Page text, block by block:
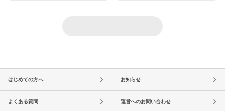
はじめての方へ お知らせ
よくある質問 運営へのお問い合わせ